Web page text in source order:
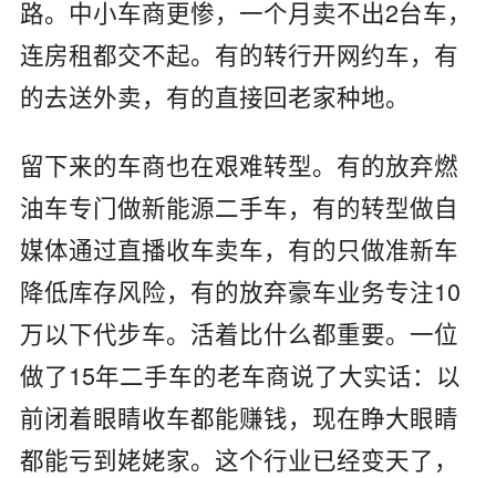
路。中小车商更惨，一个月卖不出2台车，
连房租都交不起。有的转行开网约车，有
的去送外卖，有的直接回老家种地。
留下来的车商也在艰难转型。有的放弃燃
油车专门做新能源二手车，有的转型做自
媒体通过直播收车卖车，有的只做准新车
降低库存风险，有的放弃豪车业务专注10
万以下代步车。活着比什么都重要。一位
做了15年二手车的老车商说了大实话：以
前闭着眼睛收车都能赚钱，现在睁大眼睛
都能亏到姥姥家。这个行业已经变天了，